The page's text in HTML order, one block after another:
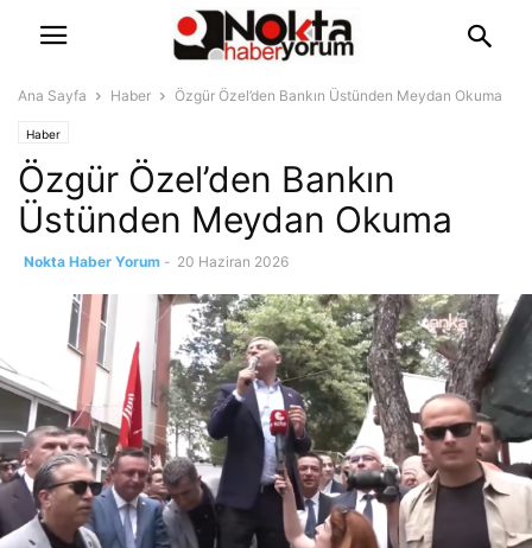
Ana Sayfa Haber Özgür Özel’den Bankın Üstünden Meydan Okuma
Haber
Özgür Özel’den Bankın
Üstünden Meydan Okuma
Nokta Haber Yorum - 20 Haziran 2026